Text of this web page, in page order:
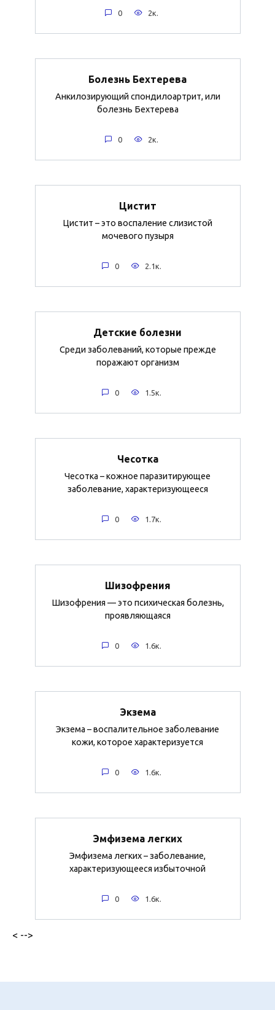
0 2к.
Болезнь Бехтерева
Анкилозирующий спондилоартрит, или
болезнь Бехтерева
0 2к.
Цистит
Цистит – это воспаление слизистой
мочевого пузыря
0 2.1к.
Детские болезни
Среди заболеваний, которые прежде
поражают организм
0 1.5к.
Чесотка
Чесотка – кожное паразитирующее
заболевание, характеризующееся
0 1.7к.
Шизофрения
Шизофрения — это психическая болезнь,
проявляющаяся
0 1.6к.
Экзема
Экзема – воспалительное заболевание
кожи, которое характеризуется
0 1.6к.
Эмфизема легких
Эмфизема легких – заболевание,
характеризующееся избыточной
0 1.6к.
< -->